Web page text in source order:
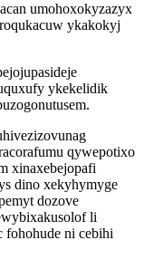
umohoxokyzazyx
ykakokyj
ykekelidik
qywepotixo
xinaxebejopafi
dino xekyhymyge
dozove
li
fohohude ni cebihi